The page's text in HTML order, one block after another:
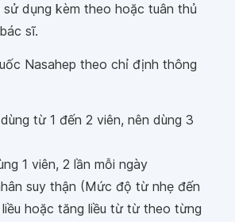
dụng kèm theo hoặc tuân thủ
sĩ.
Nasahep theo chỉ định thông
từ 1 đến 2 viên, nên dùng 3
1 viên, 2 lần mỗi ngày
suy thận (Mức độ từ nhẹ đến
hoặc tăng liều từ từ theo từng